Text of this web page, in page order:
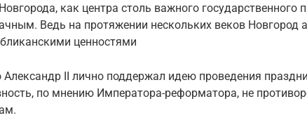
как центра столь важного государственного
Ведь на протяжении нескольких веков Новгород
ценностями
Александр II лично поддержал идею проведения
по мнению Императора-реформатора, не